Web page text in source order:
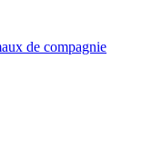
de compagnie